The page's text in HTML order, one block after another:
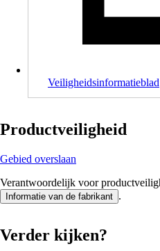
Veiligheidsinformatieblad
Productveiligheid
Gebied overslaan
Verantwoordelijk voor
Informatie van de fabrikant .
Verder kijken?